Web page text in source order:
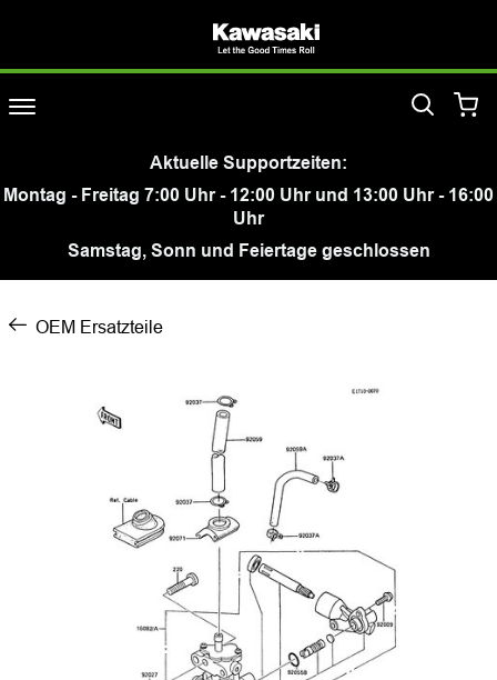
Aktuelle Supportzeiten:
Montag - Freitag 7:00 Uhr - 12:00 Uhr und 13:00 Uhr - 16:00
Uhr
Samstag, Sonn und Feiertage geschlossen
OEM Ersatzteile